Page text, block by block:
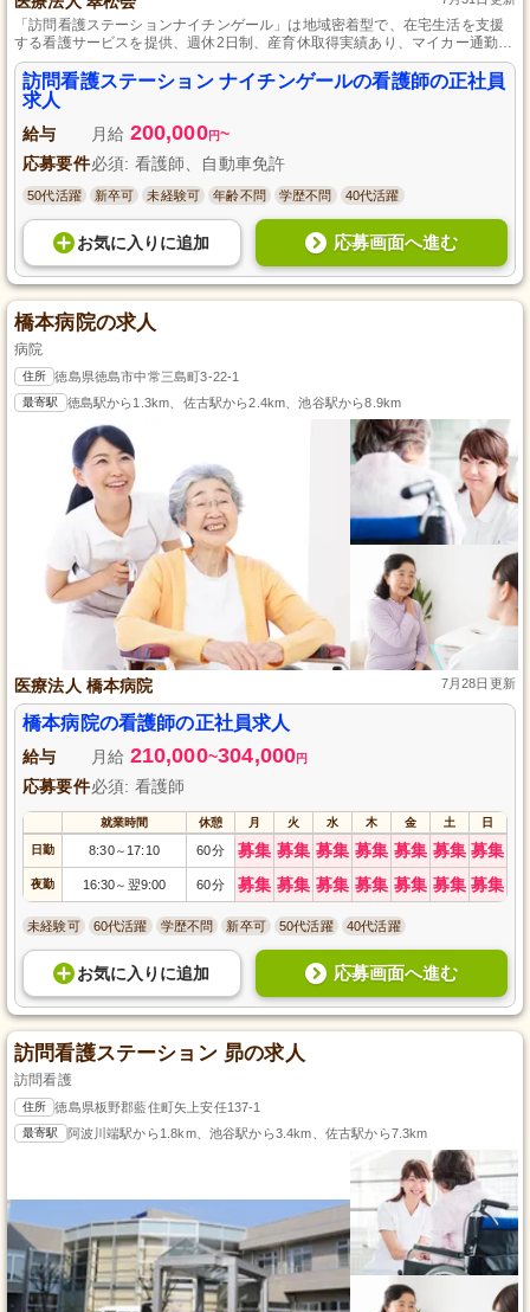
「訪問看護ステーションナイチンゲール」は地域密着型で、在宅生活を支援
する看護サービスを提供、週休2日制、産育休取得実績あり、マイカー通勤可
と、看護師として長期的に安心して働ける環境が整っています。
訪問看護ステーション ナイチンゲールの看護師の正社員
求人
給与 月給 200,000円~
応募要件必須: 看護師、自動車免許
50代活躍 新卒可 未経験可 年齢不問 学歴不問 40代活躍
お気に入り に追加 応募画面へ進む
橋本病院の求人
病院
住所 徳島県徳島市中常三島町3-22-1
最寄駅 徳島駅から1.3km、佐古駅から2.4km、池谷駅から8.9km
医療法人 橋本病院 7月28日更新
橋本病院の看護師の正社員求人
給与 月給 210,000~304,000円
応募要件必須: 看護師
就業時間 休憩 月 火 水 木 金 土 日
日勤 8:30～ 17:10 60分 募集 募集 募集 募集 募集 募集 募集
夜勤 16:30～ 翌9:00 60分 募集 募集 募集 募集 募集 募集 募集
未経験可 60代活躍 学歴不問 新卒可 50代活躍 40代活躍
お気に入り に追加 応募画面へ進む
訪問看護ステーション 昴の求人
訪問看護
住所 徳島県板野郡藍住町矢上安任137-1
最寄駅 阿波川端駅から1.8km、池谷駅から3.4km、佐古駅から7.3km